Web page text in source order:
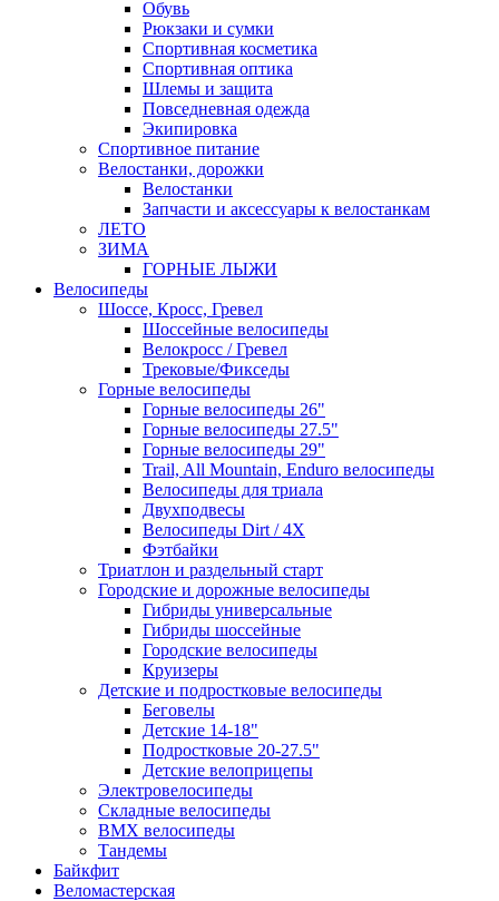
Обувь
Рюкзаки и сумки
Спортивная косметика
Спортивная оптика
Шлемы и защита
Повседневная одежда
Экипировка
Спортивное питание
Велостанки, дорожки
Велостанки
Запчасти и аксессуары к велостанкам
ЛЕТО
ЗИМА
ГОРНЫЕ ЛЫЖИ
Велосипеды
Шоссе, Кросс, Гревел
Шоссейные велосипеды
Велокросс / Гревел
Трековые/Фикседы
Горные велосипеды
Горные велосипеды 26"
Горные велосипеды 27.5"
Горные велосипеды 29"
Trail, All Mountain, Enduro велосипеды
Велосипеды для триала
Двухподвесы
Велосипеды Dirt / 4X
Фэтбайки
Триатлон и раздельный старт
Городские и дорожные велосипеды
Гибриды универсальные
Гибриды шоссейные
Городские велосипеды
Круизеры
Детские и подростковые велосипеды
Беговелы
Детские 14-18"
Подростковые 20-27.5"
Детские велоприцепы
Электровелосипеды
Складные велосипеды
BMX велосипеды
Тандемы
Байкфит
Веломастерская